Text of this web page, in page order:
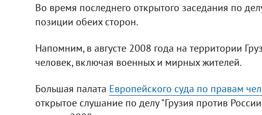
Во время последнего открытого заседания по
позиции обеих сторон.
Напомним, в августе 2008 года на территории
человек, включая военных и мирных жителей.
Большая палата Европейского суда по правам
открытое слушание по делу "Грузия против